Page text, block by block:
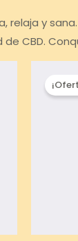
relaja y
CBD.